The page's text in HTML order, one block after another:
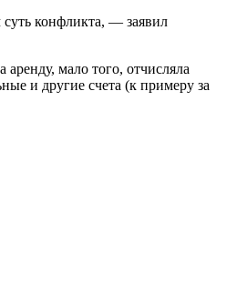
суть конфликта, — заявил
мало того, отчисляла
и другие счета (к примеру за